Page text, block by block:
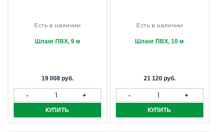
Есть в наличии
Шланг ПВХ, 9 м
19 008 руб.
Есть в наличии
Шланг ПВХ, 10 м
21 120 руб.